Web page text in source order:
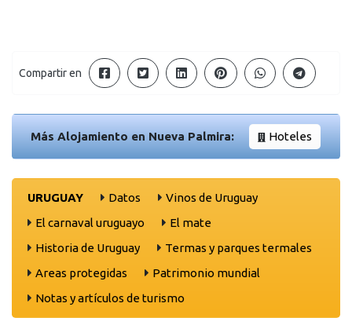
Compartir en
Más Alojamiento en Nueva Palmira: Hoteles
URUGUAY Datos
Vinos de Uruguay
El carnaval uruguayo
El mate
Historia de Uruguay
Termas y parques termales
Areas protegidas
Patrimonio mundial
Notas y artículos de turismo